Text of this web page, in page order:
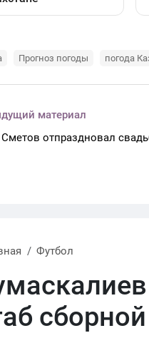
Прогноз погоды погода
материал
отпраздновал
Футбол